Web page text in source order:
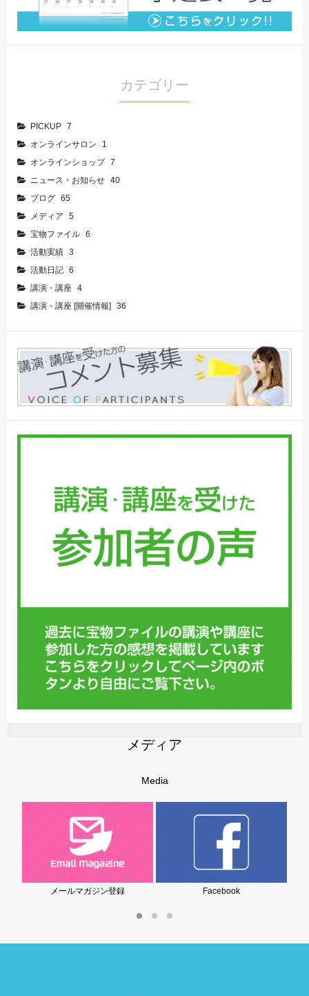
カテゴリー
PICKUP 7
オンラインサロン
1
オンラインショップ 7
ニュース・お知らせ 40
ブログ 65
メディア
5
宝物ファイル 6
活動実績 3
活動日記 6
講演・講座 4
講演・講座 [開催情報]
36
メディア
Media
メールマガジン登録